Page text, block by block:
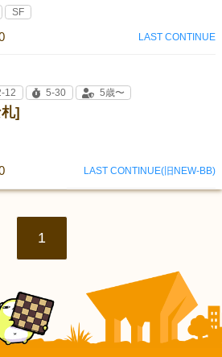
SF
LAST CONTINUE
]
12 5-30 5歳〜
LAST CONTINUE(旧NEW-BB)
1